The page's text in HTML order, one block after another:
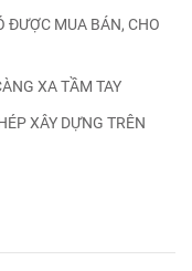
ĐƯỢC MUA BÁN, CHO
XA TẦM TAY
XÂY DỰNG TRÊN